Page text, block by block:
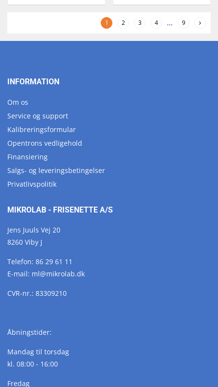
1 2 3 4 ... 9
INFORMATION
Om os
Service og support
Kalibreringsformular
Opentrons vedligehold
Finansiering
Salgs- og leveringsbetingelser
Privatlivspolitik
MIKROLAB - FRISENETTE A/S
Jens Juuls Vej 20
8260 Viby J
Telefon: 86 29 61 11
E-mail: ml@mikrolab.dk
CVR-nr.: 83309210
Åbningstider:
Mandag til torsdag
kl. 08:00 - 16:00
Fredag